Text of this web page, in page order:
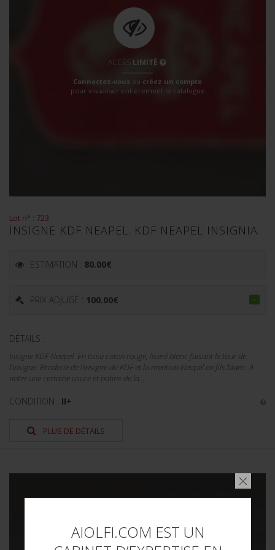
AIOLFI.COM EST UN
ACCÈS LIMITÉ
Connectez-vous ou créez un compte
pour visualiser entièrement le catalogue
Lot n° : 723
INSIGNE KDF NEAPEL. KDF NEAPEL INSIGNIA.
ESTIMATION : 80.00€
PRIX ADJUGÉ : 100.00€
DÉTAILS :
Insigne KDF Neapel. En tissu coton rouge, liseré blanc faisant le tour de
l'insigne. Broderie de l'insigne du KDF et la mention Neapel en fils blanc. A
noter une certaine usure et patine de la...
CONDITION : II+
PLUS DE DÉTAILS